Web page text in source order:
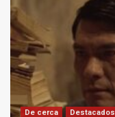
De cerca
Destacados